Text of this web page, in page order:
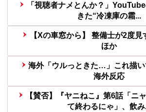
「視聴者ナメとんか？」
きた“冷凍庫の霜...
【Xの車窓から】 整備士が2度
ほか
海外「ウルっときた…」これ描
海外反応
【賛否】『ヤニねこ』第6話「ニ
て終わるにゃ」、飲み